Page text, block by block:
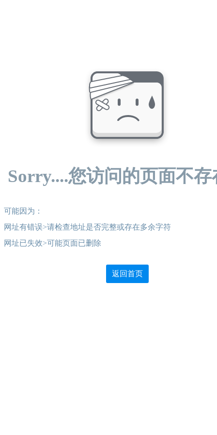
Sorry....您访问的页面不存
可能因为：
网址有错误>请检查地址是否完整或存在多余字符
网址已失效>可能页面已删除
返回首页